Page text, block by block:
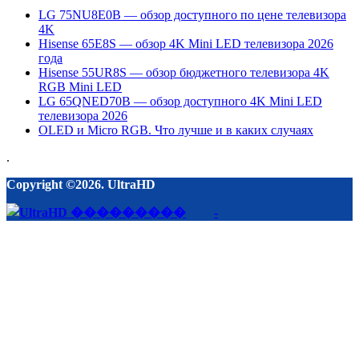
LG 75NU8E0B — обзор доступного по цене телевизора
4K
Hisense 65E8S — обзор 4K Mini LED телевизора 2026
года
Hisense 55UR8S — обзор бюджетного телевизора 4K
RGB Mini LED
LG 65QNED70B — обзор доступного 4K Mini LED
телевизора 2026
OLED и Micro RGB. Что лучше и в каких случаях
.
Copyright ©2026. UltraHD
-